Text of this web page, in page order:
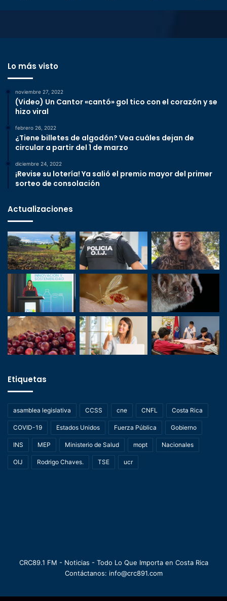
Lo más visto
noviembre 27, 2022
(Video) Un Cantor «cantó» gol tico con el corazón y se
hizo viral
febrero 26, 2022
¿Tiene billetes de algodón? Vea cuáles dejan de
circular a partir del 1 de marzo
diciembre 24, 2022
¡Revise su lotería! Ya salió el premio mayor del primer
sorteo de consolación
Actualizaciones
Etiquetas
asamblea legislativa CCSS cne CNFL Costa Rica
COVID-19 Estados Unidos Fuerza Pública Gobierno
INS MEP Ministerio de Salud mopt Nacionales
OIJ Rodrigo Chaves. TSE ucr
CRC89.1 FM - Noticias - Todo Lo Que Importa en Costa Rica
Contáctanos: info@crc891.com